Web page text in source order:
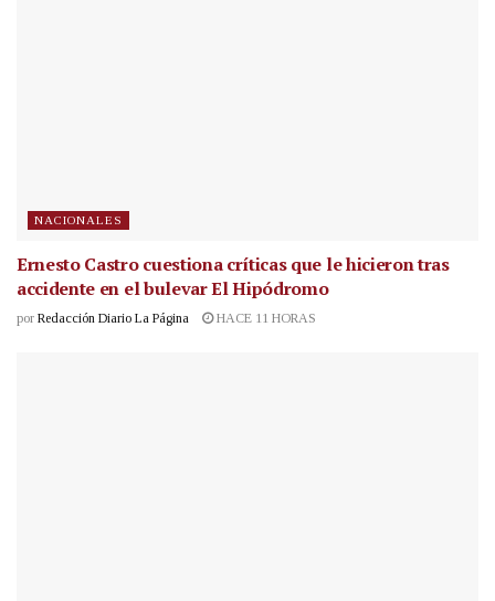
NACIONALES
Ernesto Castro cuestiona críticas que le hicieron tras
accidente en el bulevar El Hipódromo
por Redacción Diario La Página HACE 11 HORAS